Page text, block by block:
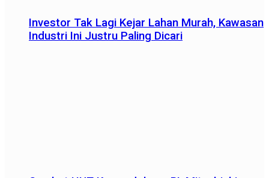
Investor Tak Lagi Kejar Lahan Murah, Kawasan
Industri Ini Justru Paling Dicari